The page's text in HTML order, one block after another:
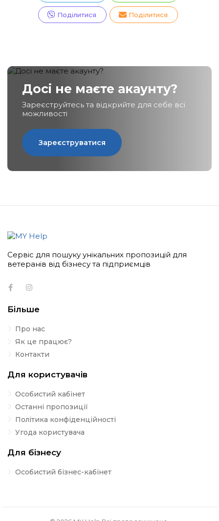
Поділитися Поділитися
Досі не маєте акаунту?
Зареєструйтесь та відкрийте для себе всі
можливості
Сервіс для пошуку унікальних пропозицій для
ветеранів від бізнесу та підприємців
Більше
Про нас
Як це працює?
Контакти
Для користувачів
Особистий кабінет
Останні пропозиції
Політика конфіденційності
Угода користувача
Для бізнесу
Особистий бізнес-кабінет